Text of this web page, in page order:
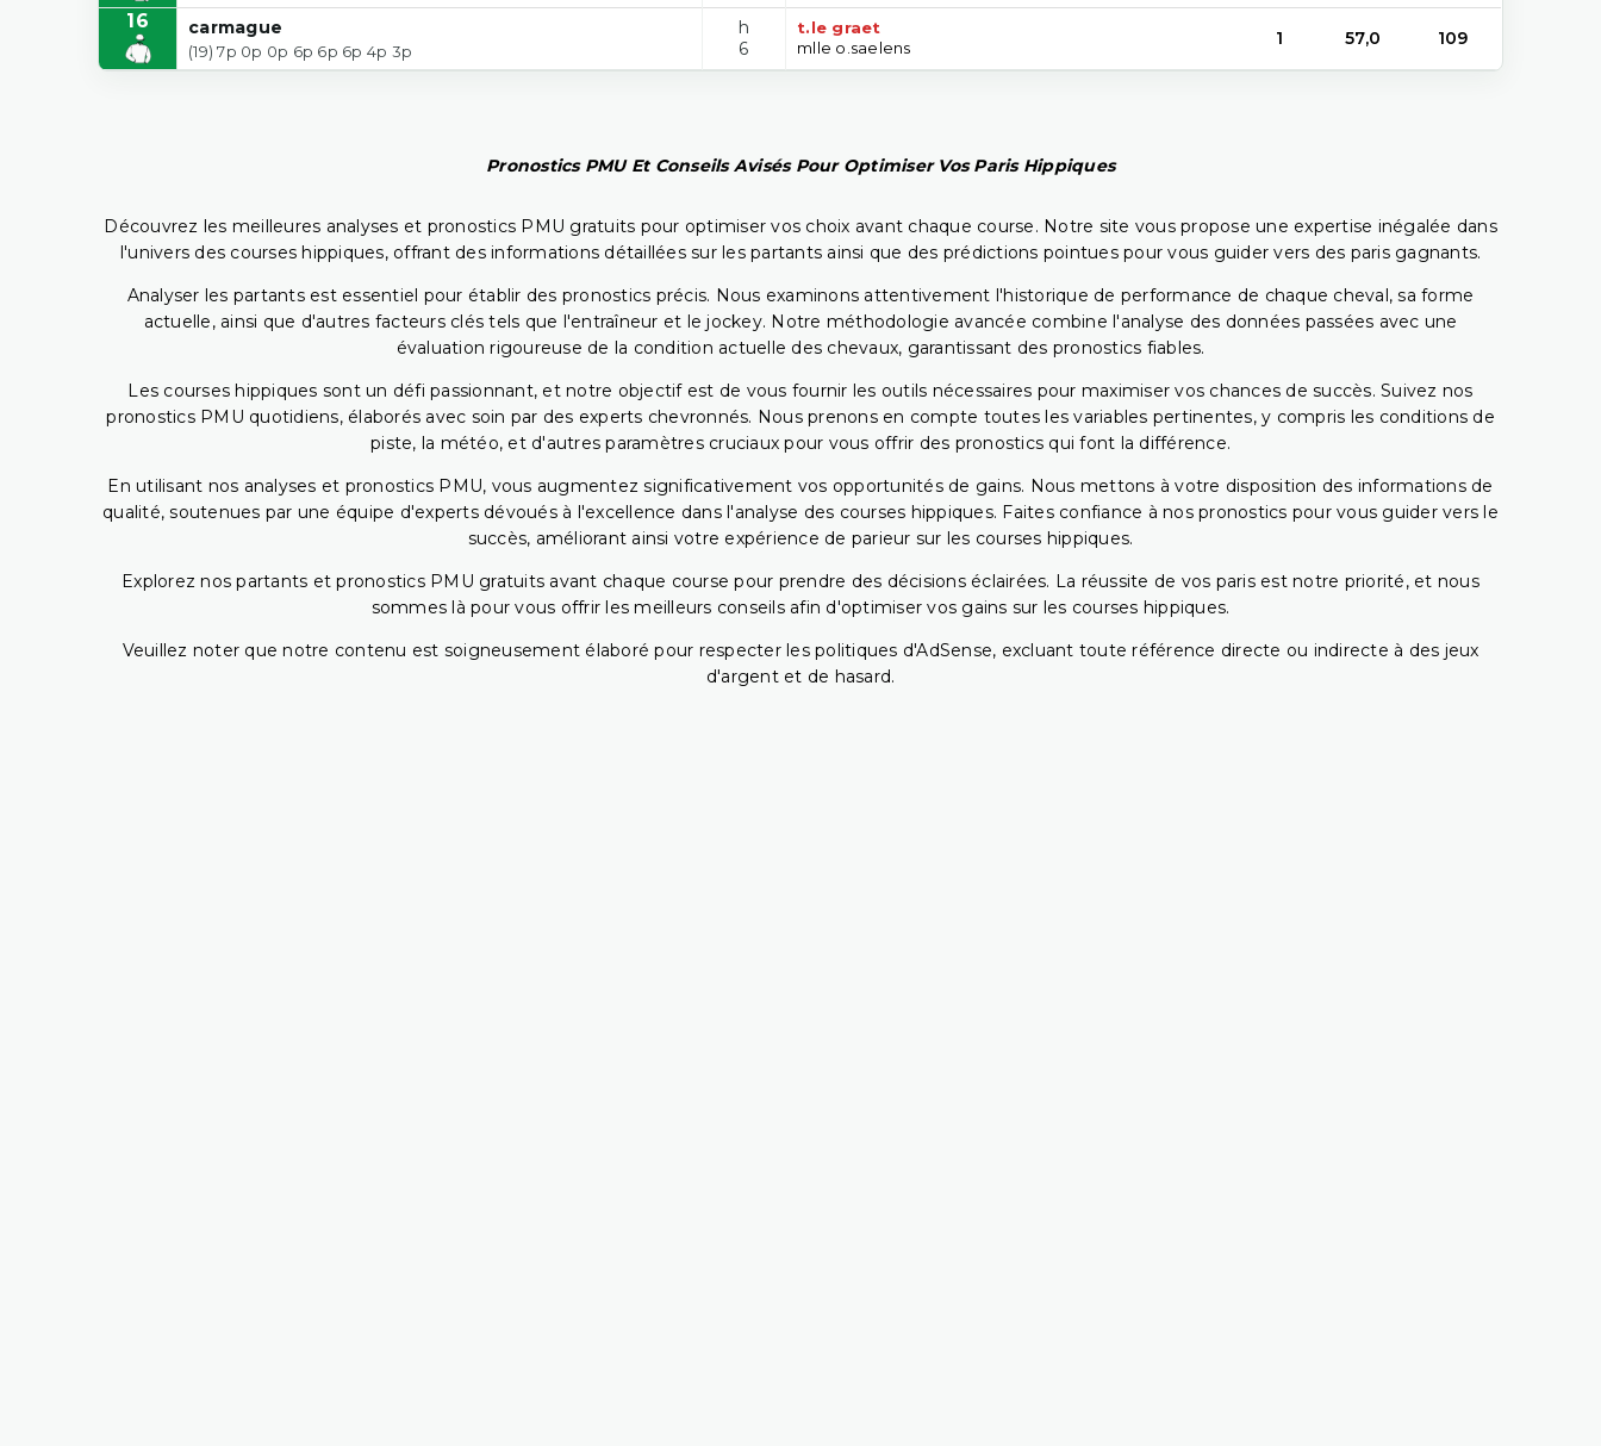
16 carmague
(19) 7p 0p 0p 6p 6p 6p 4p 3p
h
6
t.le graet
mlle o.saelens
1 57,0 109
Pronostics PMU Et Conseils Avisés Pour Optimiser Vos Paris Hippiques
Découvrez les meilleures analyses et pronostics PMU gratuits pour optimiser vos choix avant chaque course. Notre site vous propose une expertise inégalée dans
l'univers des courses hippiques, offrant des informations détaillées sur les partants ainsi que des prédictions pointues pour vous guider vers des paris gagnants.
Analyser les partants est essentiel pour établir des pronostics précis. Nous examinons attentivement l'historique de performance de chaque cheval, sa forme
actuelle, ainsi que d'autres facteurs clés tels que l'entraîneur et le jockey. Notre méthodologie avancée combine l'analyse des données passées avec une
évaluation rigoureuse de la condition actuelle des chevaux, garantissant des pronostics fiables.
Les courses hippiques sont un défi passionnant, et notre objectif est de vous fournir les outils nécessaires pour maximiser vos chances de succès. Suivez nos
pronostics PMU quotidiens, élaborés avec soin par des experts chevronnés. Nous prenons en compte toutes les variables pertinentes, y compris les conditions de
piste, la météo, et d'autres paramètres cruciaux pour vous offrir des pronostics qui font la différence.
En utilisant nos analyses et pronostics PMU, vous augmentez significativement vos opportunités de gains. Nous mettons à votre disposition des informations de
qualité, soutenues par une équipe d'experts dévoués à l'excellence dans l'analyse des courses hippiques. Faites confiance à nos pronostics pour vous guider vers le
succès, améliorant ainsi votre expérience de parieur sur les courses hippiques.
Explorez nos partants et pronostics PMU gratuits avant chaque course pour prendre des décisions éclairées. La réussite de vos paris est notre priorité, et nous
sommes là pour vous offrir les meilleurs conseils afin d'optimiser vos gains sur les courses hippiques.
Veuillez noter que notre contenu est soigneusement élaboré pour respecter les politiques d'AdSense, excluant toute référence directe ou indirecte à des jeux
d'argent et de hasard.